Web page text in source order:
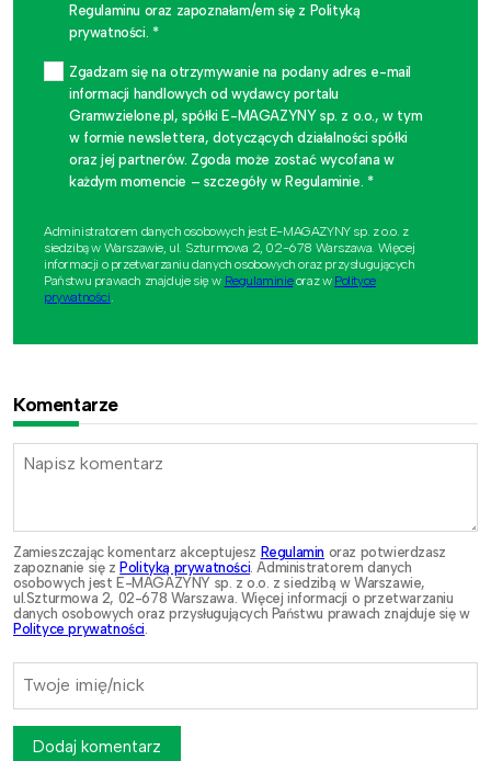
Regulaminu oraz zapoznałam/em się z Polityką
prywatności. *
Zgadzam się na otrzymywanie na podany adres e-mail
informacji handlowych od wydawcy portalu
Gramwzielone.pl, spółki E-MAGAZYNY sp. z o.o., w tym
w formie newslettera, dotyczących działalności spółki
oraz jej partnerów. Zgoda może zostać wycofana w
każdym momencie – szczegóły w Regulaminie. *
Administratorem danych osobowych jest E-MAGAZYNY sp. z o.o. z
siedzibą w Warszawie, ul. Szturmowa 2, 02-678 Warszawa. Więcej
informacji o przetwarzaniu danych osobowych oraz przysługujących
Państwu prawach znajduje się w Regulaminieoraz w Polityce
prywatności.
Komentarze
Zamieszczając komentarz akceptujesz Regulamin oraz potwierdzasz
zapoznanie się z Polityką prywatności . Administratorem danych
osobowych jest E-MAGAZYNY sp. z o.o. z siedzibą w Warszawie,
ul.Szturmowa 2, 02-678 Warszawa. Więcej informacji o przetwarzaniu
danych osobowych oraz przysługujących Państwu prawach znajduje się w
Polityce prywatności
Dodaj komentarz